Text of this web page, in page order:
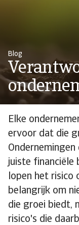
Blog
Elke
ervoor dat die
juiste financiële
lopen het risico
belangrijk om
die groei biedt,
risico's die